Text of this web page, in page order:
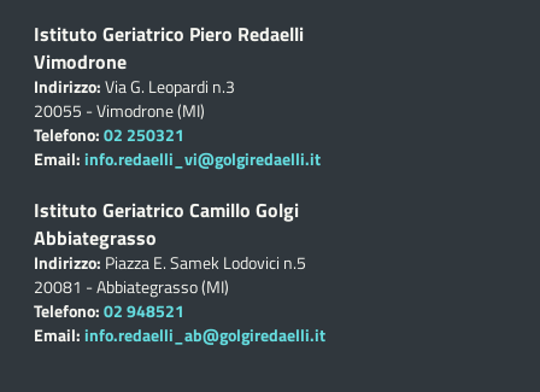
Istituto Geriatrico Piero Redaelli
Vimodrone
Indirizzo:Via G. Leopardi n.3
20055 - Vimodrone (MI)
Telefono:02 250321
Email: info.redaelli_vi@golgiredaelli.it
Istituto Geriatrico Camillo Golgi
Abbiategrasso
Indirizzo: Piazza E. Samek Lodovici n.5
20081 - Abbiategrasso (MI)
Telefono:02 948521
Email: info.redaelli_ab@golgiredaelli.it